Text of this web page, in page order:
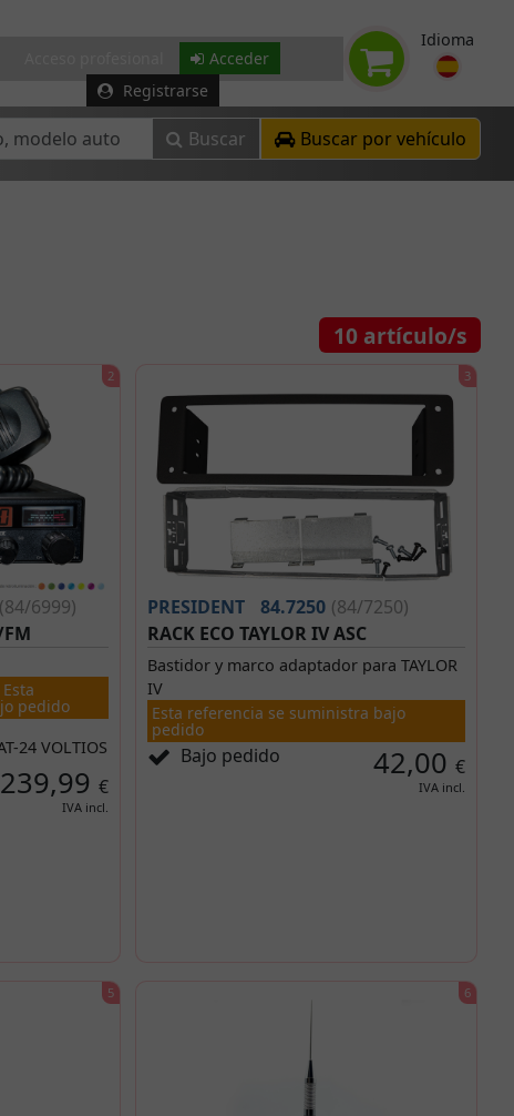
Acceder
Registrarse
Idioma
Buscar Buscar por vehículo
10 artículo/s
(84/6999)
pedido
24 VOLTIOS
239,99 €
IVA incl.
PRESIDENT 84.7250 (84/7250)
RACK ECO TAYLOR IV ASC
Bastidor y marco adaptador para TAYLOR
IV
Esta referencia se suministra bajo
pedido
Bajo pedido 42,00€
IVA incl.